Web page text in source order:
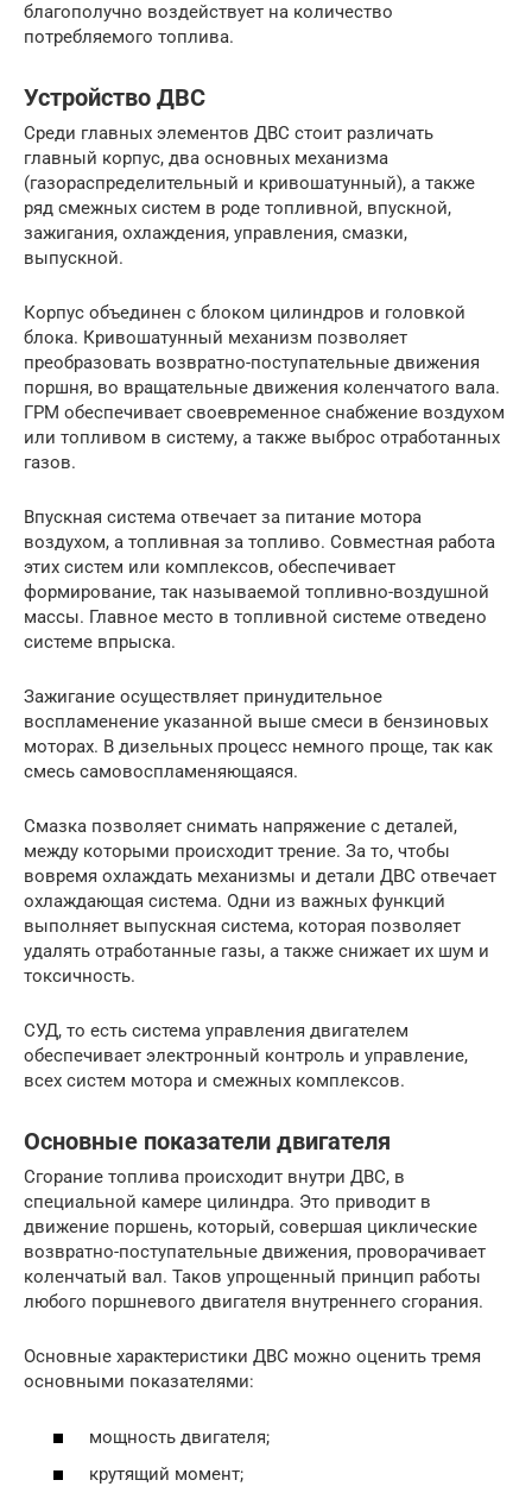
благополучно воздействует на количество
потребляемого топлива.
Устройство ДВС
Среди главных элементов ДВС стоит различать
главный корпус, два основных механизма
(газораспределительный и кривошатунный), а также
ряд смежных систем в роде топливной, впускной,
зажигания, охлаждения, управления, смазки,
выпускной.
Корпус объединен с блоком цилиндров и головкой
блока. Кривошатунный механизм позволяет
преобразовать возвратно-поступательные движения
поршня, во вращательные движения коленчатого вала.
ГРМ обеспечивает своевременное снабжение воздухом
или топливом в систему, а также выброс отработанных
газов.
Впускная система отвечает за питание мотора
воздухом, а топливная за топливо. Совместная работа
этих систем или комплексов, обеспечивает
формирование, так называемой топливно-воздушной
массы. Главное место в топливной системе отведено
системе впрыска.
Зажигание осуществляет принудительное
воспламенение указанной выше смеси в бензиновых
моторах. В дизельных процесс немного проще, так как
смесь самовоспламеняющаяся.
Смазка позволяет снимать напряжение с деталей,
между которыми происходит трение. За то, чтобы
вовремя охлаждать механизмы и детали ДВС отвечает
охлаждающая система. Одни из важных функций
выполняет выпускная система, которая позволяет
удалять отработанные газы, а также снижает их шум и
токсичность.
СУД, то есть система управления двигателем
обеспечивает электронный контроль и управление,
всех систем мотора и смежных комплексов.
Основные показатели двигателя
Сгорание топлива происходит внутри ДВС, в
специальной камере цилиндра. Это приводит в
движение поршень, который, совершая циклические
возвратно-поступательные движения, проворачивает
коленчатый вал. Таков упрощенный принцип работы
любого поршневого двигателя внутреннего сгорания.
Основные характеристики ДВС можно оценить тремя
основными показателями:
мощность двигателя;
крутящий момент;